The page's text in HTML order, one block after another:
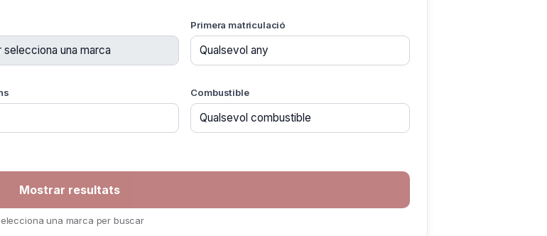
Primera matriculació
Combustible
una marca per buscar